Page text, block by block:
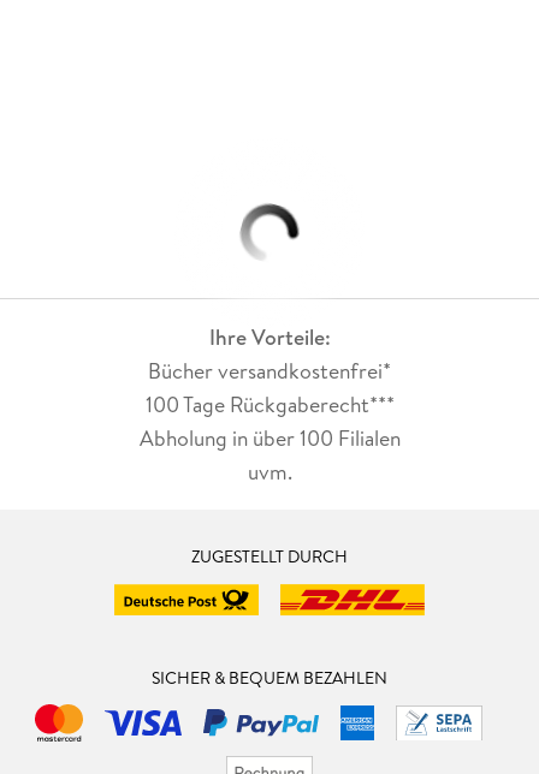
Ihre Vorteile:
Bücher versandkostenfrei*
100 Tage Rückgaberecht***
Abholung in über 100 Filialen
uvm.
ZUGESTELLT DURCH
SICHER & BEQUEM BEZAHLEN